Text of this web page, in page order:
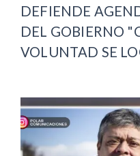
DEFIENDE
DEL GOBIERNO
VOLUNTAD SE